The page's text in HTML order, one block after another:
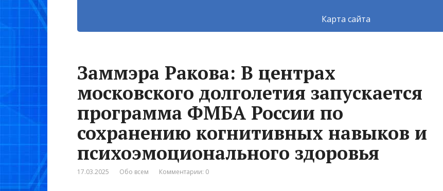
Карта сайта
Заммэра Ракова: В центрах
московского долголетия запускается
программа ФМБА России по
сохранению когнитивных навыков и
психоэмоционального здоровья
17.03.2025 Обо всем Комментарии: 0